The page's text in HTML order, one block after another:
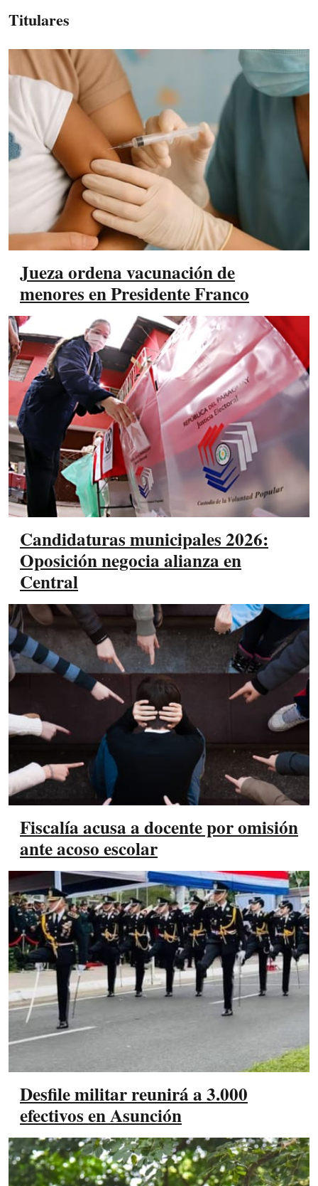
Titulares
Jueza ordena vacunación de
menores en Presidente Franco
Candidaturas municipales 2026:
Oposición negocia alianza en
Central
Fiscalía acusa a docente por omisión
ante acoso escolar
Desfile militar reunirá a 3.000
efectivos en Asunción